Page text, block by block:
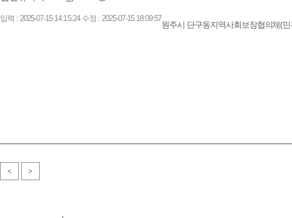
입력 : 2025-07-15 14:15:24 수정 : 2025-07-15 18:09:57
원주시 단구동지역사회보장협의체(
< >